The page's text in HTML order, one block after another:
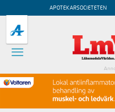
APOTEKARSOCIETETEN